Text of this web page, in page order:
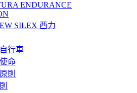
ENDURANCE
SILEX 西力
行車
命
則